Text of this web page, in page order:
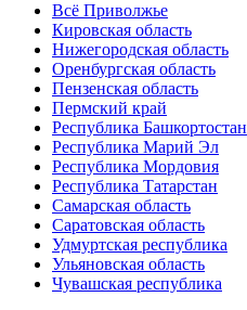
Всё Приволжье
Кировская область
Нижегородская область
Оренбургская область
Пензенская область
Пермский край
Республика Башкортостан
Республика Марий Эл
Республика Мордовия
Республика Татарстан
Самарская область
Саратовская область
Удмуртская республика
Ульяновская область
Чувашская республика